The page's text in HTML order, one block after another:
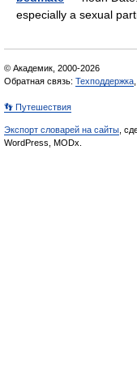
especially a sexual
© Академик, 2000-2026
Обратная связь: Техподдержка
👣 Путешествия
Экспорт словарей на сайты ,
WordPress, MODx.